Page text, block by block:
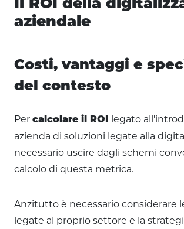
Il ROI della
aziendale
Costi, vantaggi e
del contesto
Per calcolare il ROI legato
azienda di soluzioni legate alla
necessario uscire dagli schemi
calcolo di questa metrica.
Anzitutto è necessario considerare
legate al proprio settore e la